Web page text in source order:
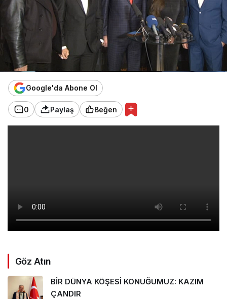
Google'da Abone Ol
0 Paylaş Beğen
Göz Atın
BİR DÜNYA KÖŞESİ KONUĞUMUZ: KAZIM
ÇANDIR